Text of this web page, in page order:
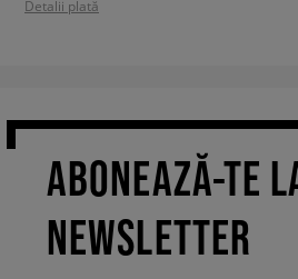
Detalii plată
ABONEAZĂ-TE
NEWSLETTER